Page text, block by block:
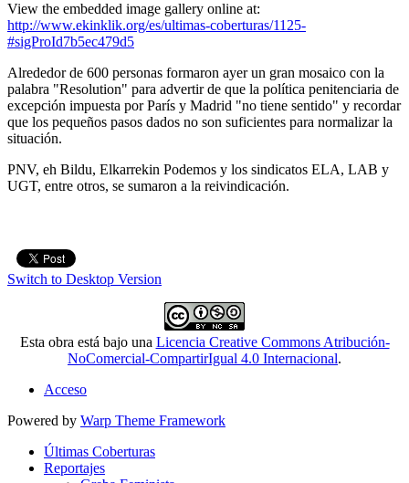
View the embedded image gallery online at:
http://www.ekinklik.org/es/ultimas-coberturas/1125-
#sigProId7b5ec479d5
Alrededor de 600 personas formaron ayer un gran mosaico con la
palabra "Resolution" para advertir de que la política penitenciaria de
excepción impuesta por París y Madrid "no tiene sentido" y recordar
que los pequeños pasos dados no son suficientes para normalizar la
situación.
PNV, eh Bildu, Elkarrekin Podemos y los sindicatos ELA, LAB y
UGT, entre otros, se sumaron a la reivindicación.
Switch to Desktop Version
Esta obra está bajo una Licencia Creative Commons Atribución-
NoComercial-CompartirIgual 4.0 Internacional.
Acceso
Powered by Warp Theme Framework
Últimas Coberturas
Reportajes